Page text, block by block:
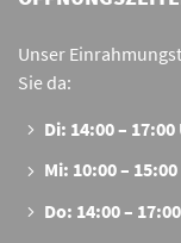
Unser
Sie da:
Di: 14:00 –
Mi: 10:00 –
Do: 14:00 –